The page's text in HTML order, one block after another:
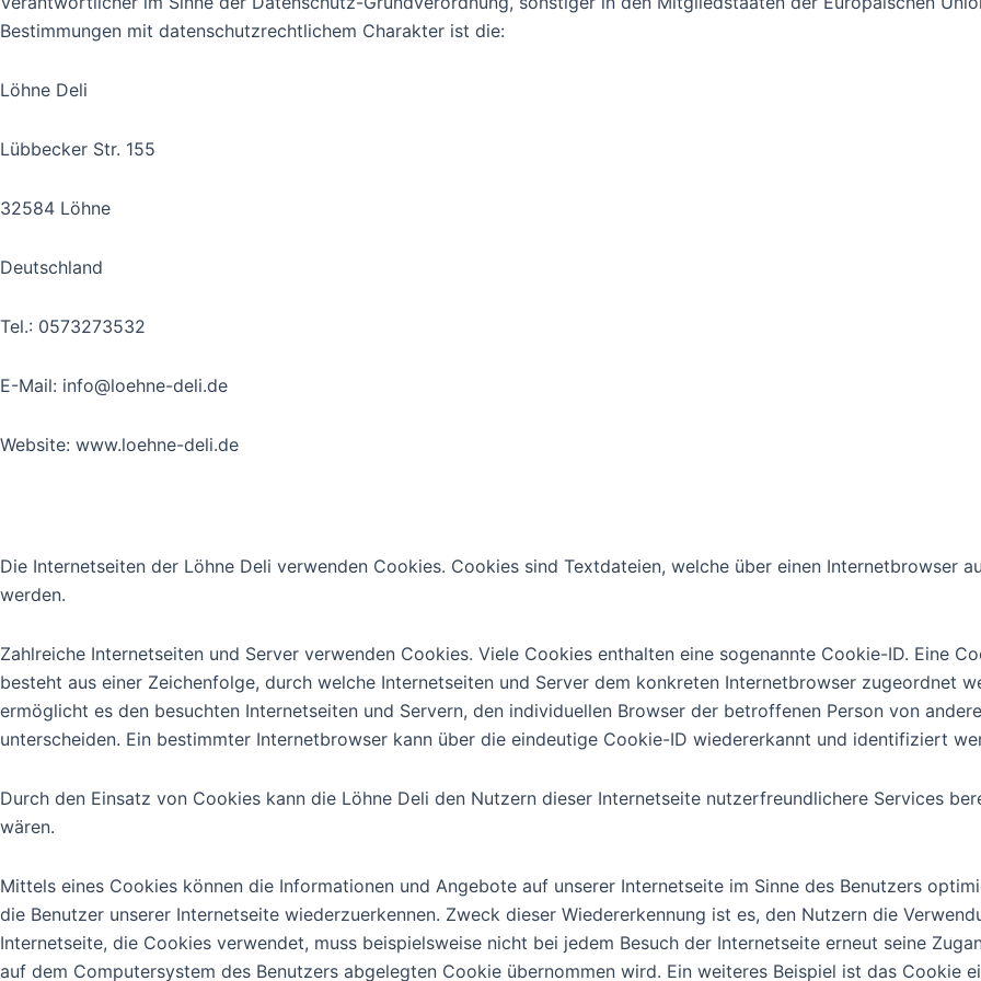
Bestimmungen mit datenschutzrechtlichem Charakter ist die:
Löhne Deli
Lübbecker Str. 155
32584 Löhne
Deutschland
Tel.: 0573273532
E-Mail: info@loehne-deli.de
Website: www.loehne-deli.de
Die Internetseiten der Löhne Deli verwenden Cookies. Cookies sind Textdateien, welche über einen Internetbrowser
werden.
Zahlreiche Internetseiten und Server verwenden Cookies. Viele Cookies enthalten eine sogenannte Cookie-ID. Eine
besteht aus einer Zeichenfolge, durch welche Internetseiten und Server dem konkreten Internetbrowser zugeordnet
ermöglicht es den besuchten Internetseiten und Servern, den individuellen Browser der betroffenen Person von
unterscheiden. Ein bestimmter Internetbrowser kann über die eindeutige Cookie-ID wiedererkannt und identifiziert
Durch den Einsatz von Cookies kann die Löhne Deli den Nutzern dieser Internetseite nutzerfreundlichere Services
wären.
Mittels eines Cookies können die Informationen und Angebote auf unserer Internetseite im Sinne des Benutzers
die Benutzer unserer Internetseite wiederzuerkennen. Zweck dieser Wiedererkennung ist es, den Nutzern die
Internetseite, die Cookies verwendet, muss beispielsweise nicht bei jedem Besuch der Internetseite erneut seine
auf dem Computersystem des Benutzers abgelegten Cookie übernommen wird. Ein weiteres Beispiel ist das Cookie